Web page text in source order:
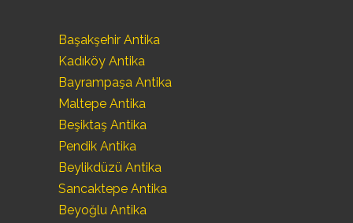
Başakşehir Antika
Kadıköy Antika
Bayrampaşa Antika
Maltepe Antika
Beşiktaş Antika
Pendik Antika
Beylikdüzü Antika
Sancaktepe Antika
Beyoğlu Antika